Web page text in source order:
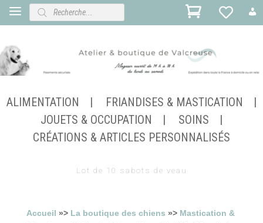
Recherche
produits
ALIMENTATION
FRIANDISES & MASTICATION
JOUETS & OCCUPATION
SOINS
CRÉATIONS & ARTICLES PERSONNALISÉS
Lot de 10 sabots de veau
Accueil »> La boutique des chiens »> Mastication &